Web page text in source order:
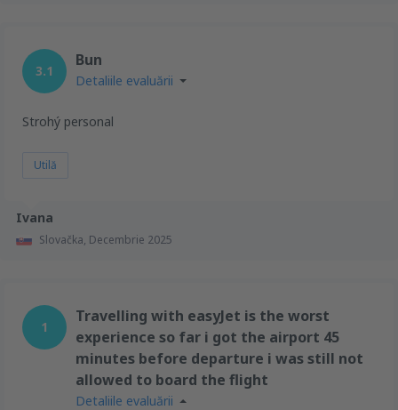
Ivana
Slovačka, Decembrie 2025
3.1
Bun
Detaliile evaluării
Strohý personal
Utilă
1
Travelling with easyJet is the worst
experience so far i got the airport 45
minutes before departure i was still not
allowed to board the flight
Detaliile evaluării